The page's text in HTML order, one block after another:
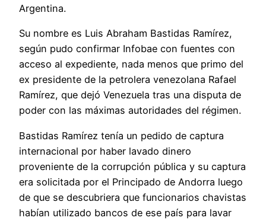
Argentina.
Su nombre es Luis Abraham Bastidas Ramírez,
según pudo confirmar Infobae con fuentes con
acceso al expediente, nada menos que primo del
ex presidente de la petrolera venezolana Rafael
Ramírez, que dejó Venezuela tras una disputa de
poder con las máximas autoridades del régimen.
Bastidas Ramírez tenía un pedido de captura
internacional por haber lavado dinero
proveniente de la corrupción pública y su captura
era solicitada por el Principado de Andorra luego
de que se descubriera que funcionarios chavistas
habían utilizado bancos de ese país para lavar